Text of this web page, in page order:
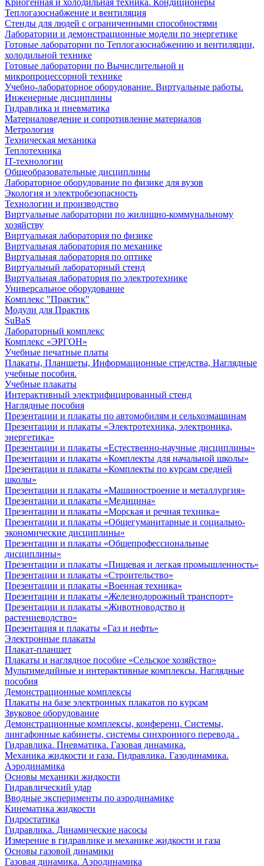
Криогенная и холодильная техника. Кондиционеры
Теплогазоснабжение и вентиляция
Стенды для людей с ограниченными способностями
Лаборатории и демонстрационные модели по энергетике
Готовые лаборатории по Теплогазоснабжению и вентиляции,
холодильной технике
Готовые лаборатории по Вычислительной и
микропроцессорной технике
Учебно-лабораторное оборудование. Виртуальные работы.
Инженерные дисциплины
Гидравлика и пневматика
Материаловедение и сопротивление материалов
Метрология
Техническая механика
Теплотехника
IT-технологии
Общеобразовательные дисциплины
Лабораторное оборудование по физике для вузов
Экология и электробезопасность
Технологии и производство
Виртуальные лаборатории по жилищно-коммунальному
хозяйству
Виртуальная лаборатория по физике
Виртуальная лаборатория по механике
Виртуальная лаборатория по оптике
Виртуальный лабораторный стенд
Виртуальная лаборатория по электротехнике
Универсальное оборудование
Комплекс "Практик"
Модули для Практик
SuBaS
Лабораторный комплекс
Комплекс «ЭРГОН»
Учебные печатные платы
Плакаты, Планшеты, Информационные стредства, Наглядные
учебные пособия.
Учебные плакаты
Интерактивный электрифицированный стенд
Наглядные пособия
Презентации и плакаты по автомобилям и сельхозмашинам
Презентации и плакаты «Электротехника, электроника,
энергетика»
Презентации и плакаты «Естественно-научные дисциплины»
Презентации и плакаты «Комплекты для начальной школы»
Презентации и плакаты «Комплекты по курсам средней
школы»
Презентации и плакаты «Машиностроение и металлургия»
Презентации и плакаты «Медицина»
Презентации и плакаты «Морская и речная техника»
Презентации и плакаты «Общегуманитарные и социально-
экономические дисциплины»
Презентации и плакаты «Общепрофессиональные
дисциплины»
Презентации и плакаты «Пищевая и легкая промышленность»
Презентации и плакаты «Строительство»
Презентации и плакаты «Военная техника»
Презентации и плакаты «Железнодорожный транспорт»
Презентации и плакаты «Животноводство и
растениеводство»
Презентация и плакаты «Газ и нефть»
Электронные плакаты
Плакат-планшет
Плакаты и наглядное пособие «Сельское хозяйство»
Мультимедийные и интерактивные комплексы. Наглядные
пособия
Демонстрационные комплексы
Плакаты на базе электронных плакатов по курсам
Звуковое оборудование
Демонстрационные комплексы, конференц. Системы,
лингафонные кабинеты, системы синхронного перевода .
Гидравлика. Пневматика. Газовая динамика.
Механика жидкости и газа. Гидравлика. Газодинамика.
Аэродинамика
Основы механики жидкости
Гидравлический удар
Вводные эксперименты по аэродинамике
Кинематика жидкости
Гидростатика
Гидравлика. Динамические насосы
Измерение в гидравлике и механике жидкости и газа
Основы газовой динамики
Газовая динамика. Аэродинамика